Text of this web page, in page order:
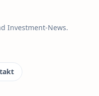
Investment-News.